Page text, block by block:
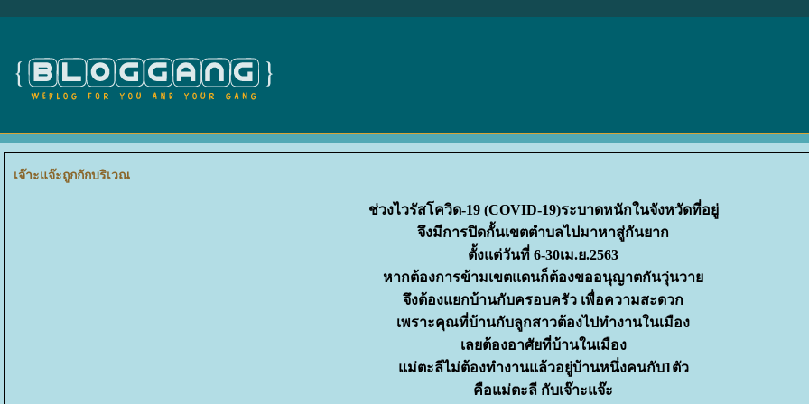
เจ๊าะแจ๊ะถูกกักบริเวณ
ช่วงไวรัสโควิด-19 (COVID-19)ระบาดหนักในจังหวัดที่อยู่
จึงมีการปิดกั้นเขตตำบลไปมาหาสู่กันยาก
ตั้งแต่วันที่ 6-30เม.ย.2563
หากต้องการข้ามเขตแดนก็ต้องขออนุญาตกันวุ่นวา
จึงต้องแยกบ้านกับครอบครัว เพื่อความสะดวก
เพราะคุณที่บ้านกับลูกสาวต้องไปทำงานในเมือง
เลยต้องอาศัยที่บ้านในเมือง
ม่ตะลีไม่ต้องทำงานแล้วอยู่บ้านหนึ่งคนกับ1ตัว
คือแม่ตะลี กับเจ๊าะแจ๊ะ